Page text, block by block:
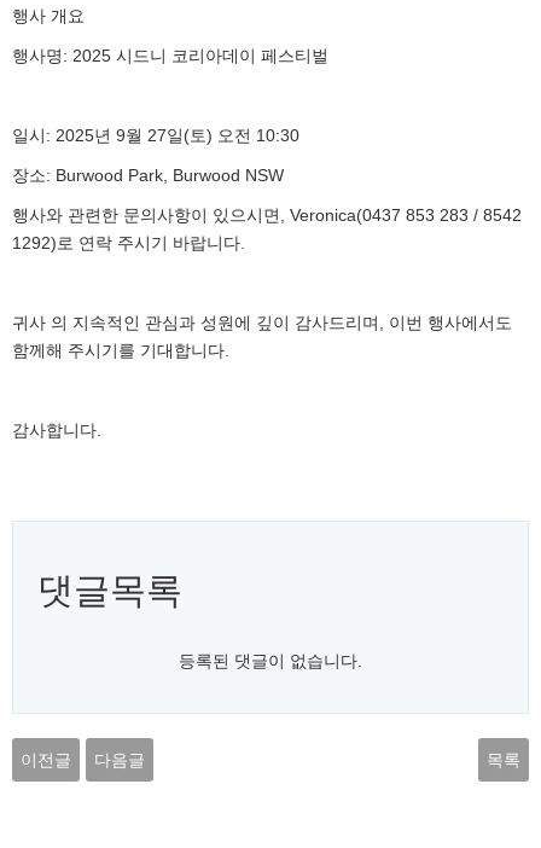
행사 개요
행사명: 2025 시드니 코리아데이 페스티벌
일시: 2025년 9월 27일(토) 오전 10:30
장소: Burwood Park, Burwood NSW
행사와 관련한 문의사항이 있으시면, Veronica(0437 853 283 / 8542
1292)로 연락 주시기 바랍니다.
귀사 의 지속적인 관심과 성원에 깊이 감사드리며, 이번 행사에서도
함께해 주시기를 기대합니다.
감사합니다.
댓글목록
등록된 댓글이 없습니다.
이전글 다음글 목록